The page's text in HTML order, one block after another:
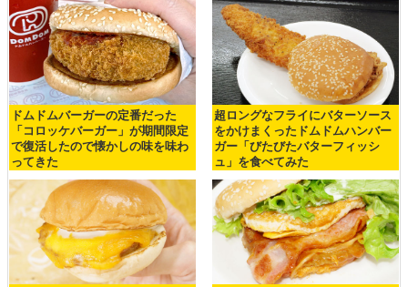
ドムドムバーガーの定番だった
「コロッケバーガー」が期間限定
で復活したので懐かしの味を味わ
ってきた
超ロングなフライにバターソース
をかけまくったドムドムハンバー
ガー「びたびたバターフィッシ
ュ」を食べてみた